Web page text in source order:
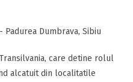
Dumbrava, Sibiu
care detine rolul
alcatuit din localitatile